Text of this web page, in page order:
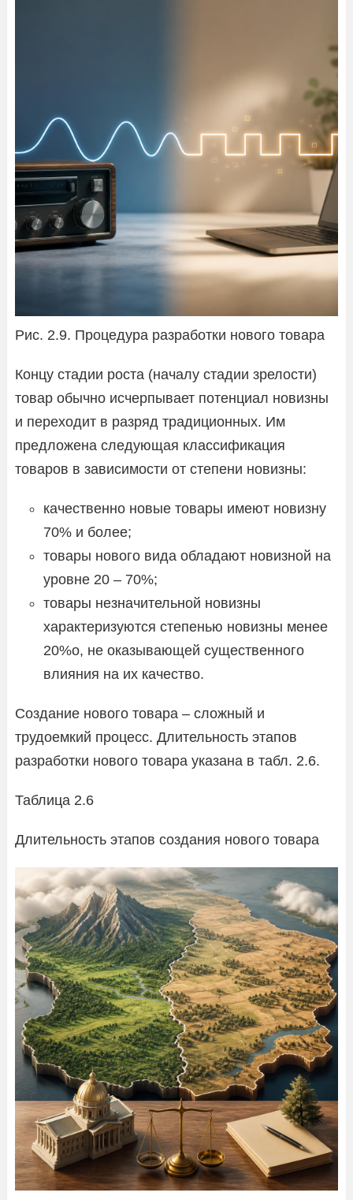
Рис. 2.9. Процедура разработки нового товара
Концу стадии роста (началу стадии зрелости)
товар обычно исчерпывает потенциал новизны
и переходит в разряд традиционных. Им
предложена следующая классификация
товаров в зависимости от степени новизны:
качественно новые товары имеют новизну
70% и более;
товары нового вида обладают новизной на
уровне 20 – 70%;
товары незначительной новизны
характеризуются степенью новизны менее
20%о, не оказывающей существенного
влияния на их качество.
Создание нового товара – сложный и
трудоемкий процесс. Длительность этапов
разработки нового товара указана в табл. 2.6.
Таблица 2.6
Длительность этапов создания нового товара